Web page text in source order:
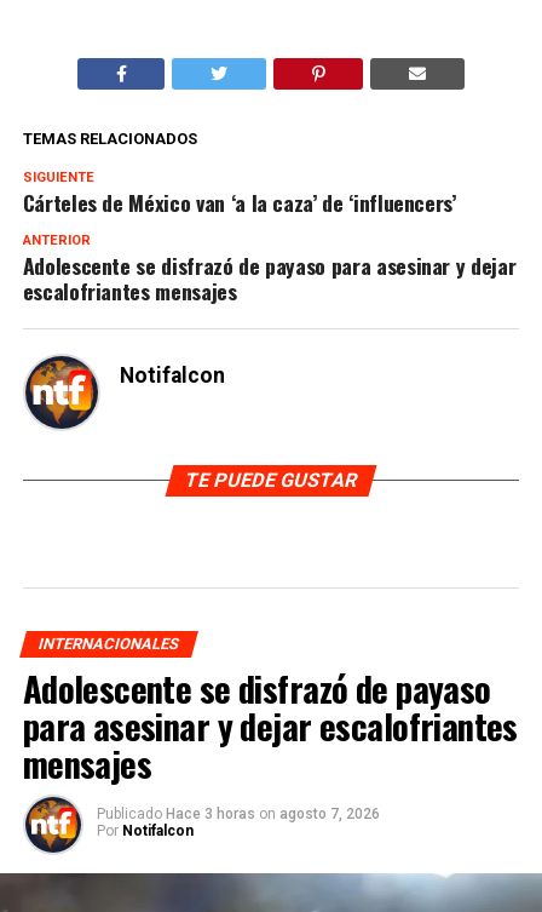
TEMAS RELACIONADOS
SIGUIENTE
Cárteles de México van ‘a la caza’ de ‘influencers’
ANTERIOR
Adolescente se disfrazó de payaso para asesinar y dejar
escalofriantes mensajes
Notifalcon
TE PUEDE GUSTAR
INTERNACIONALES
Adolescente se disfrazó de payaso
para asesinar y dejar escalofriantes
mensajes
Publicado Hace 3 horas on agosto 7, 2026
Por Notifalcon